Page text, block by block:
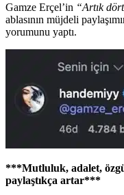
Gamze Erçel’in “Artık
ablasının müjdeli
yorumunu yaptı.
***Mutluluk, adalet,
paylaştıkça artar***